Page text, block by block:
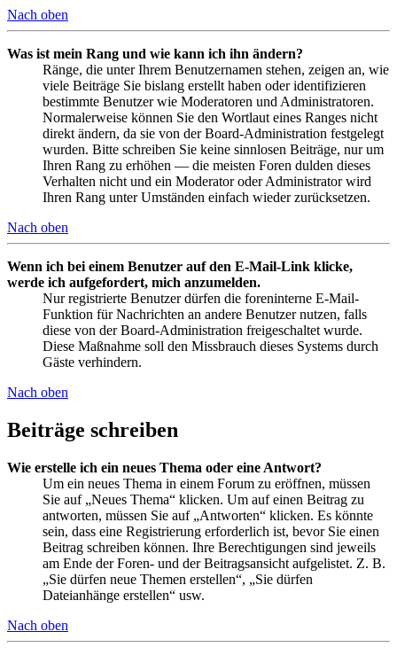
Nach oben
Was ist mein Rang und wie kann ich ihn ändern?
Ränge, die unter Ihrem Benutzernamen stehen, zeigen an, wie
viele Beiträge Sie bislang erstellt haben oder identifizieren
bestimmte Benutzer wie Moderatoren und Administratoren.
Normalerweise können Sie den Wortlaut eines Ranges nicht
direkt ändern, da sie von der Board-Administration festgelegt
wurden. Bitte schreiben Sie keine sinnlosen Beiträge, nur um
Ihren Rang zu erhöhen — die meisten Foren dulden dieses
Verhalten nicht und ein Moderator oder Administrator wird
Ihren Rang unter Umständen einfach wieder zurücksetzen.
Nach oben
Wenn ich bei einem Benutzer auf den E-Mail-Link klicke,
werde ich aufgefordert, mich anzumelden.
Nur registrierte Benutzer dürfen die foreninterne E-Mail-
Funktion für Nachrichten an andere Benutzer nutzen, falls
diese von der Board-Administration freigeschaltet wurde.
Diese Maßnahme soll den Missbrauch dieses Systems durch
Gäste verhindern.
Nach oben
Beiträge schreiben
Wie erstelle ich ein neues Thema oder eine Antwort?
Um ein neues Thema in einem Forum zu eröffnen, müssen
Sie auf „Neues Thema“ klicken. Um auf einen Beitrag zu
antworten, müssen Sie auf „Antworten“ klicken. Es könnte
sein, dass eine Registrierung erforderlich ist, bevor Sie einen
Beitrag schreiben können. Ihre Berechtigungen sind jeweils
am Ende der Foren- und der Beitragsansicht aufgelistet. Z. B.
„Sie dürfen neue Themen erstellen“, „Sie dürfen
Dateianhänge erstellen“ usw.
Nach oben